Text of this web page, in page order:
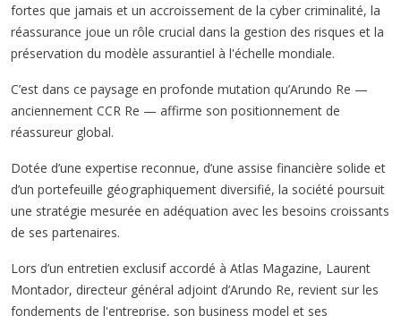
fortes que jamais et un accroissement de la cyber criminalité, la
réassurance joue un rôle crucial dans la gestion des risques et la
préservation du modèle assurantiel à l'échelle mondiale.
C’est dans ce paysage en profonde mutation qu’Arundo Re —
anciennement CCR Re — affirme son positionnement de
réassureur global.
Dotée d’une expertise reconnue, d’une assise financière solide et
d’un portefeuille géographiquement diversifié, la société poursuit
une stratégie mesurée en adéquation avec les besoins croissants
de ses partenaires.
Lors d’un entretien exclusif accordé à Atlas Magazine, Laurent
Montador, directeur général adjoint d’Arundo Re, revient sur les
fondements de l'entreprise, son business model et ses